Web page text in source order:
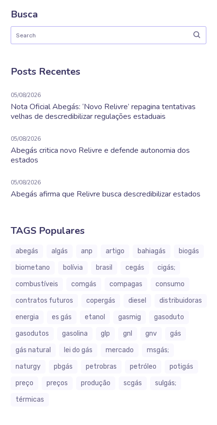
Busca
Posts Recentes
05/08/2026
Nota Oficial Abegás: ‘Novo Relivre’ repagina tentativas
velhas de descredibilizar regulações estaduais
05/08/2026
Abegás critica novo Relivre e defende autonomia dos
estados
05/08/2026
Abegás afirma que Relivre busca descredibilizar estados
TAGS Populares
abegás algás anp artigo bahiagás
biogás
biometano
bolívia brasil cegás
cigás;
combustíveis
comgás compagas
consumo
contratos futuros
copergás diesel
distribuidoras
energia
es gás etanol gasmig
gasoduto
gasodutos
gasolina glp gnl gnv
gás
gás natural
lei do gás mercado
msgás;
naturgy
pbgás petrobras petróleo
potigás
preço
preços produção scgás
sulgás;
térmicas